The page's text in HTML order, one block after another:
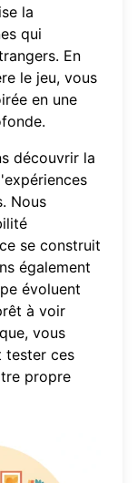
la
qui
En
le jeu, vous
en une
découvrir la
Nous
se construit
également
évoluent
à voir
vous
tester ces
propre